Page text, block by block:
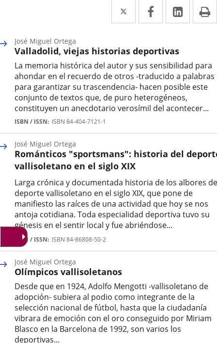
Twitter
Enlace
a
aplicación
externa.
Facebook
Enlace
a
aplicación
externa.
Enlace
a
Valladolid, viejas historias deportivas
La memoria histórica del autor y sus sensibilidad para
ahondar en el recuerdo de otros -traducido a palabras
para garantizar su trascendencia- hacen posible este
conjunto de textos que, de puro heterogéneos,
constituyen un anecdotario verosímil del acontecer...
Autor
José Miguel Ortega
ISBN / ISSN ISBN 84-404-7121-1
Románticos "sportsmans": historia del
vallisoletano en el siglo XIX
Larga crónica y documentada historia de los albores
deporte vallisoletano en el siglo XIX, que pone de
manifiesto las raíces de una actividad que hoy se nos
antoja cotidiana. Toda especialidad deportiva tuvo su
génesis en el sentir local y fue abriéndose...
Autor
José Miguel Ortega
ISBN / ISSN ISBN 84-86808-50-2
Olímpicos vallisoletanos
Desde que en 1924, Adolfo Mengotti -vallisoletano de
adopción- subiera al podio como integrante de la
selección nacional de fútbol, hasta que la ciudadanía
vibrara de emoción con el oro conseguido por Miriam
Blasco en la Barcelona de 1992, son varios los
deportivas...
José Miguel Ortega